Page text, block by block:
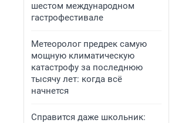
шестом международном
гастрофестивале
Метеоролог предрек самую
мощную климатическую
катастрофу за последнюю
тысячу лет: когда всё
начнется
Справится даже школьник: